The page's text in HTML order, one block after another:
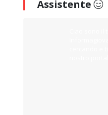
Assistente